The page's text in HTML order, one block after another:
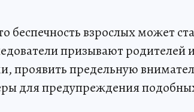
беспечность взрослых может
призывают родителей
проявить предельную
для предупреждения